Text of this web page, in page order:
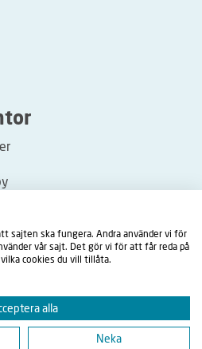
sajten ska fungera. Andra använder vi för
vår sajt. Det gör vi för att får reda på
cookies du vill tillåta.
alla
Neka